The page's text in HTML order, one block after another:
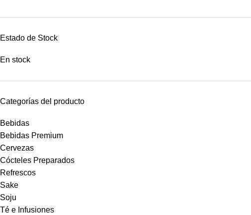
Estado de Stock
En stock
Categorías del producto
Bebidas
Bebidas Premium
Cervezas
Cócteles Preparados
Refrescos
Sake
Soju
Té e Infusiones